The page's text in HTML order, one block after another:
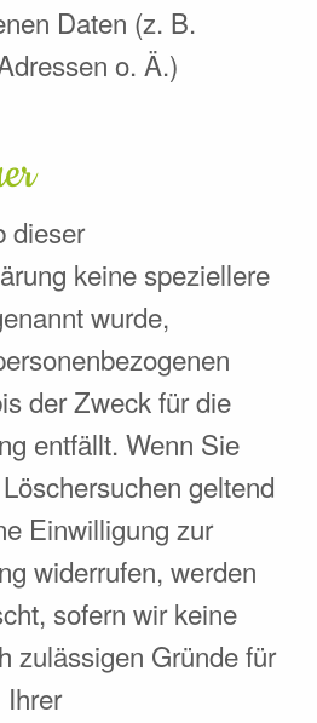
Daten (z. B.
o. Ä.)
dieser
keine speziellere
wurde,
der Zweck für die
entfällt. Wenn Sie
geltend
Einwilligung zur
widerrufen, werden
sofern wir keine
zulässigen Gründe für